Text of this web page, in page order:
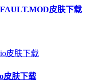
皮肤下载
皮肤下载